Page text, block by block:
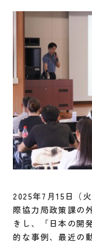
2025年7月15日（
際協力局政策課の
きし、「日本の開
的な事例、最近の